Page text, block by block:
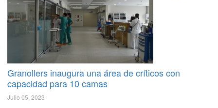
Granollers inaugura una área de críticos con
capacidad para 10 camas
Julio 05, 2023